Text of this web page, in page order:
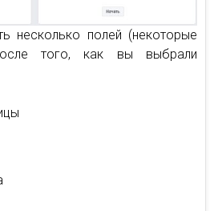
несколько полей (некоторые
того, как вы выбрали